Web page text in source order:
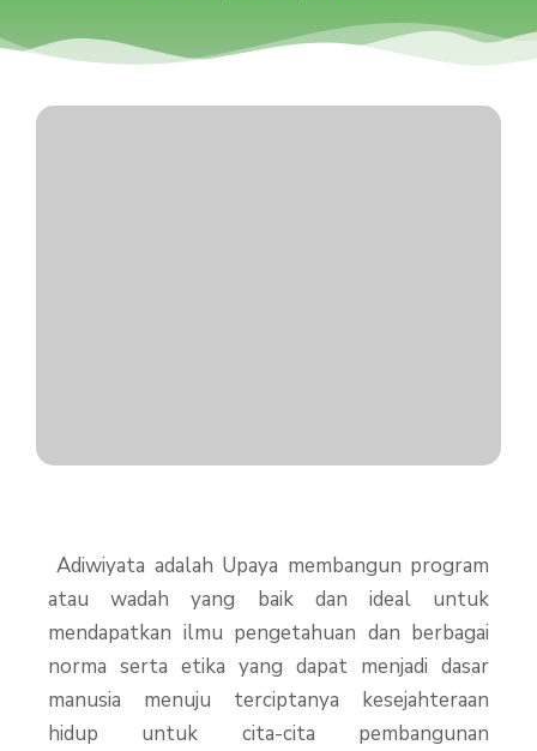
Adiwiyata adalah Upaya membangun program
atau wadah yang baik dan ideal untuk
mendapatkan ilmu pengetahuan dan berbagai
norma serta etika yang dapat menjadi dasar
manusia menuju terciptanya kesejahteraan
hidup untuk cita-cita pembangunan